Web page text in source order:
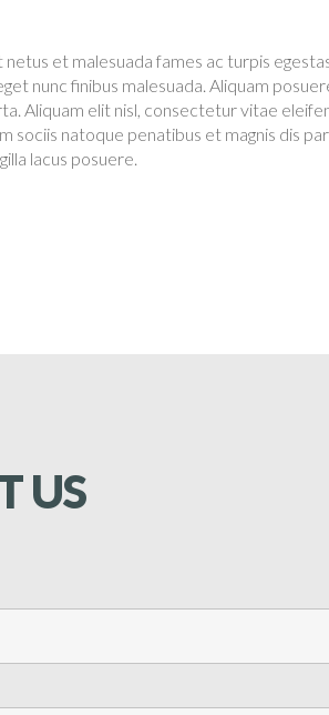
et malesuada fames ac turpis
nunc finibus malesuada. Aliquam
Aliquam elit nisl, consectetur vitae
sociis natoque penatibus et magnis dis
lacus posuere.
US